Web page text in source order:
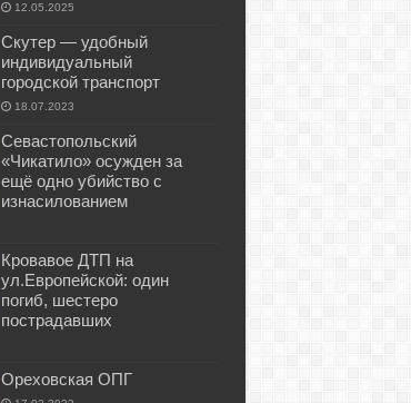
12.05.2025
Скутер — удобный
индивидуальный
городской транспорт
18.07.2023
Севастопольский
«Чикатило» осужден за
ещё одно убийство с
изнасилованием
Кровавое ДТП на
ул.Европейской: один
погиб, шестеро
пострадавших
Ореховская ОПГ